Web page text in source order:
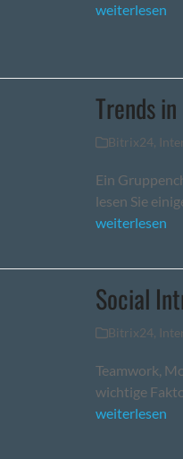
weiterlesen
Trends
Bitrix24,
Ein
lesen Sie
weiterlesen
Social
Bitrix24,
Teamwork,
wichtige
weiterlesen